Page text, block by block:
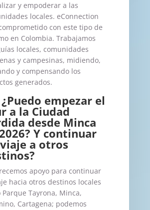
y empoderar a las
locales. eConnection
con este tipo de
en Colombia. Trabajamos
locales, comunidades
y campesinas, midiendo,
y compensando los
generados.
empezar el
a la Ciudad
desde Minca
Y continuar
a otros
apoyo para continuar
hacia otros destinos locales
Parque Tayrona, Minca,
Cartagena; podemos